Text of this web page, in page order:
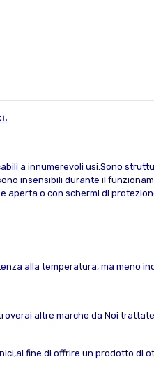
a innumerevoli usi.Sono
insensibili durante il
aperta o con schermi di
alla temperatura, ma meno
altre marche da Noi
fine di offrire un prodotto di